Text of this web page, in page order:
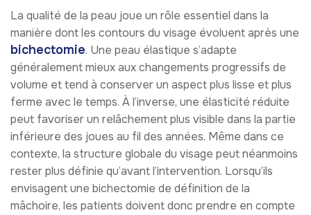
La qualité de la peau joue un rôle essentiel dans la
manière dont les contours du visage évoluent après une
bichectomie. Une peau élastique s’adapte
généralement mieux aux changements progressifs de
volume et tend à conserver un aspect plus lisse et plus
ferme avec le temps. À l’inverse, une élasticité réduite
peut favoriser un relâchement plus visible dans la partie
inférieure des joues au fil des années. Même dans ce
contexte, la structure globale du visage peut néanmoins
rester plus définie qu’avant l’intervention. Lorsqu’ils
envisagent une bichectomie de définition de la
mâchoire, les patients doivent donc prendre en compte